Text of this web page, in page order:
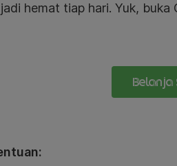
hemat tiap hari. Yuk,
Belanja